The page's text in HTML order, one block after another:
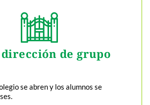
de grupo
se abren y los alumnos se